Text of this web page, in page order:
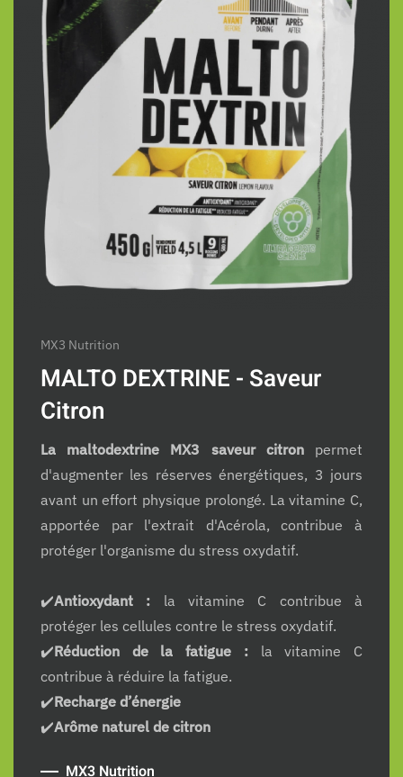
MX3 Nutrition
MALTO DEXTRINE - Saveur
Citron
La maltodextrine MX3 saveur citronpermet
d'augmenter les réserves énergétiques, 3 jours
avant un effort physique prolongé. La vitamine C,
apportée par l'extrait d'Acérola, contribue à
protéger l'organisme du stress oxydatif.
✔️Antioxydant : la vitamine C contribue à
protéger les cellules contre le stress oxydatif.
✔️Réduction de la fatigue :la vitamine C
contribue à réduire la fatigue.
✔️Recharge d’énergie
✔️Arôme naturel de citron
MX3 Nutrition